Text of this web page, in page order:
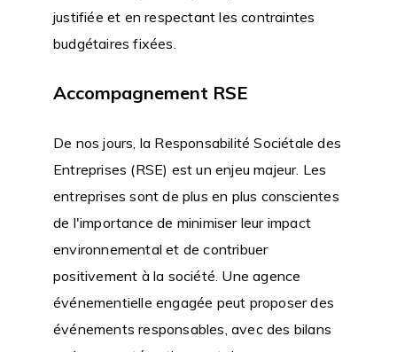
justifiée et en respectant les contraintes
budgétaires fixées.
Accompagnement RSE
De nos jours, la Responsabilité Sociétale des
Entreprises (RSE) est un enjeu majeur. Les
entreprises sont de plus en plus conscientes
de l'importance de minimiser leur impact
environnemental et de contribuer
positivement à la société. Une agence
événementielle engagée peut proposer des
événements responsables, avec des bilans